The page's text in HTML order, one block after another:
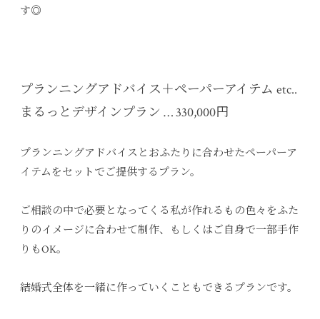
す◎
プランニングアドバイス＋ペーパーアイテム etc..
まるっとデザインプラン … 330,000円
プランニングアドバイスとおふたりに合わせたペーパーア
イテムをセットでご提供するプラン。
ご相談の中で必要となってくる私が作れるもの色々をふた
りのイメージに合わせて制作、もしくはご自身で一部手作
りもOK。
結婚式全体を一緒に作っていくこともできるプランです。